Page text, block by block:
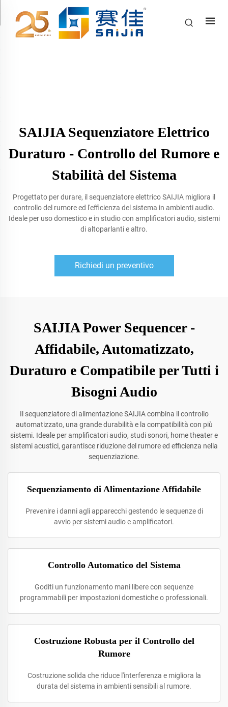
SAIJIA Sequenziatore Elettrico
Duraturo - Controllo del Rumore e
Stabilità del Sistema
Progettato per durare, il sequenziatore elettrico SAIJIA migliora il
controllo del rumore ed l'efficienza del sistema in ambienti audio.
Ideale per uso domestico e in studio con amplificatori audio, sistemi
di altoparlanti e altro.
Richiedi un preventivo
SAIJIA Power Sequencer -
Affidabile, Automatizzato,
Duraturo e Compatibile per Tutti i
Bisogni Audio
Il sequenziatore di alimentazione SAIJIA combina il controllo
automatizzato, una grande durabilità e la compatibilità con più
sistemi. Ideale per amplificatori audio, studi sonori, home theater e
sistemi acustici, garantisce riduzione del rumore ed efficienza nella
sequenziazione.
Sequenziamento di Alimentazione Affidabile
Prevenire i danni agli apparecchi gestendo le sequenze di
avvio per sistemi audio e amplificatori.
Controllo Automatico del Sistema
Goditi un funzionamento mani libere con sequenze
programmabili per impostazioni domestiche o professionali.
Costruzione Robusta per il Controllo del
Rumore
Costruzione solida che riduce l'interferenza e migliora la
durata del sistema in ambienti sensibili al rumore.